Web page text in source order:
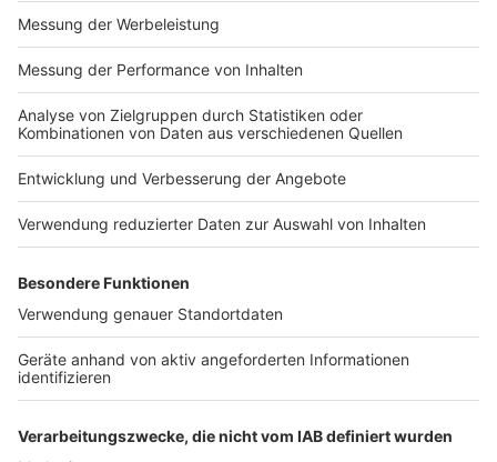
Impressum
Nutzungsbedingungen
Jobs
Presse
Werben
Archiv
ANTENNE BAYERN GROUP
Stiftung ANTENNE BAYERN
hilft
Teilnahmebedingungen
Kontakt
Studio-Hotline
Verkehrs-Hotline
Newsletter